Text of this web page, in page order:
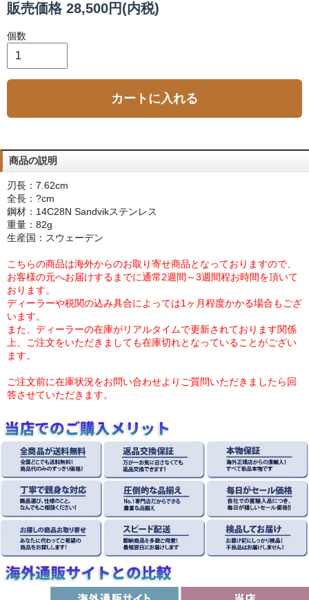
販売価格 28,500円(内税)
個数
カートに入れる
商品の説明
刃長：7.62cm
全長：?cm
鋼材：14C28N Sandvikステンレス
重量：82g
生産国：スウェーデン
こちらの商品は海外からのお取り寄せ商品となっておりますので、
お客様の元へお届けするまでに通常2週間～3週間程お時間を頂いて
おります。
ディーラーや税関の込み具合によっては1ヶ月程度かかる場合もござ
います。
また、ディーラーの在庫がリアルタイムで更新されております関係
上、ご注文をいただきましても在庫切れとなっていることがござい
ます。
ご注文前に在庫状況をお問い合わせよりご質問いただきましたら回
答させていただきます。